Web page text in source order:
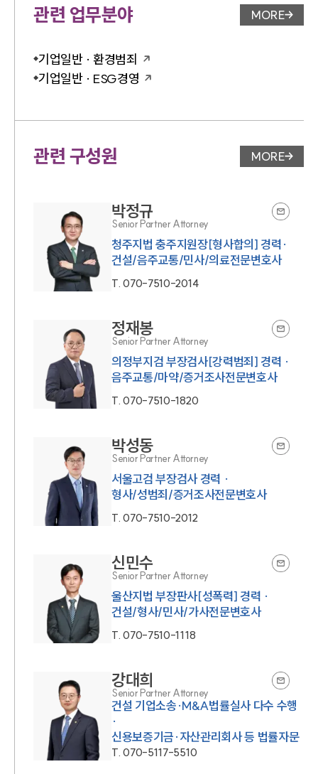
관련 업무분야 업무분야
MORE
기업일반 · 환경범죄
기업일반 · ESG경영
관련 구성원 변호사 페
MORE
박정규
Senior Partner Attorney
청주지법 충주지원장[형사합의] 경력·
건설/음주교통/민사/의료전문변호사
T.070-7510-2014
정재봉
Senior Partner Attorney
의정부지검 부장검사[강력범죄] 경력 ·
음주교통/마약/증거조사전문변호사
T.070-7510-1820
박성동
Senior Partner Attorney
서울고검 부장검사 경력 ·
형사/성범죄/증거조사전문변호사
T.070-7510-2012
신민수
Senior Partner Attorney
울산지법 부장판사[성폭력] 경력 ·
건설/형사/민사/가사전문변호사
T.070-7510-1118
강대희
Senior Partner Attorney
건설 기업소송·M&A법률실사 다수 수행
·
신용보증기금·자산관리회사 등 법률자문
T.070-5117-5510